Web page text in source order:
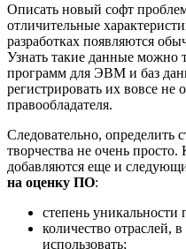
Описать новый софт
отличительные
разработках появляются
Узнать такие данные можно
программ для ЭВМ и баз
регистрировать их вовсе не
правообладателя.
Следовательно, определить
творчества не очень
добавляются еще и
на оценку ПО:
степень уникальности
количество отраслей,
использовать;